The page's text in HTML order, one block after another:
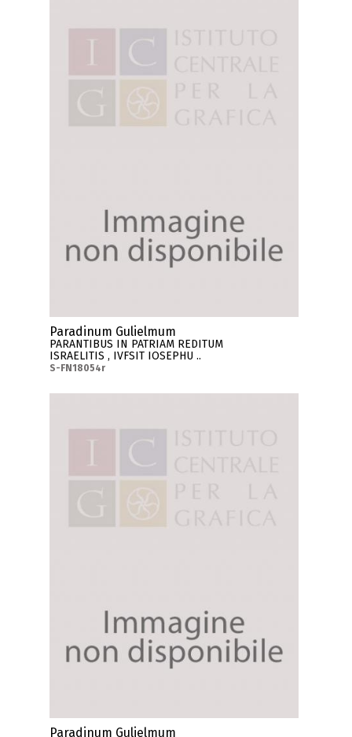
Paradinum Gulielmum
PARANTIBUS IN PATRIAM REDITUM
ISRAELITIS , IVFSIT IOSEPHU ..
S-FN18054r
Paradinum Gulielmum